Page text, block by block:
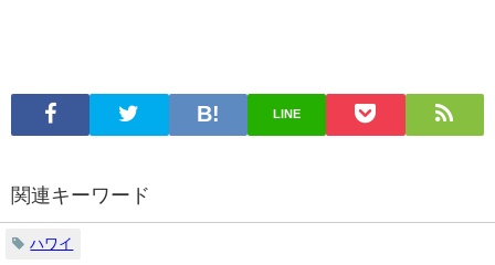
LINE
関連キーワード
ハワイ